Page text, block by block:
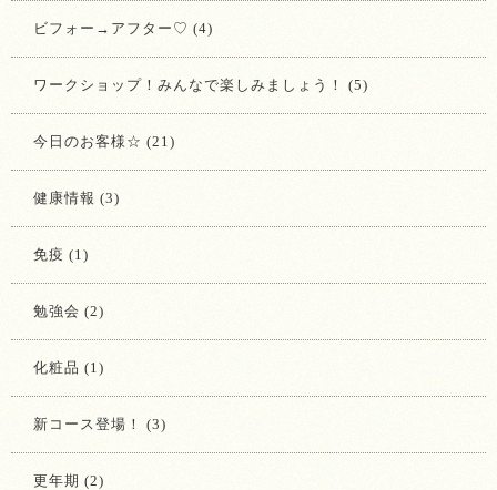
ビフォー→アフター♡ (4)
ワークショップ！みんなで楽しみましょう！ (5)
今日のお客様☆ (21)
健康情報 (3)
免疫 (1)
勉強会 (2)
化粧品 (1)
新コース登場！ (3)
更年期 (2)